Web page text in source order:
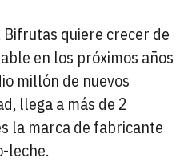
Bifrutas quiere crecer de
en los próximos años
millón de nuevos
llega a más de 2
la marca de fabricante
leche.